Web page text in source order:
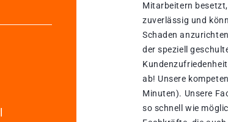
Mitarbeitern
zuverlässig und
Schaden
der speziell
ab! Unsere
Minuten). Unsere
so schnell wie